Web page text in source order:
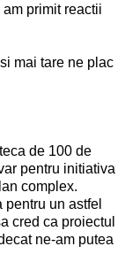
primit reactii
mai tare ne plac
de 100 de
pentru initiativa
complex.
un astfel
cred ca proiectul
ne-am putea